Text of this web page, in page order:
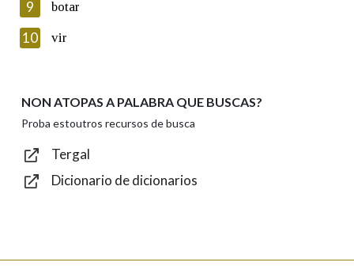
Introduce o código que aparece na imaxe:
Texto de verificación
9 botar
10 vir
NON ATOPAS A PALABRA QUE BUSCAS?
Proba estoutros recursos de busca
Tergal
Dicionario de dicionarios